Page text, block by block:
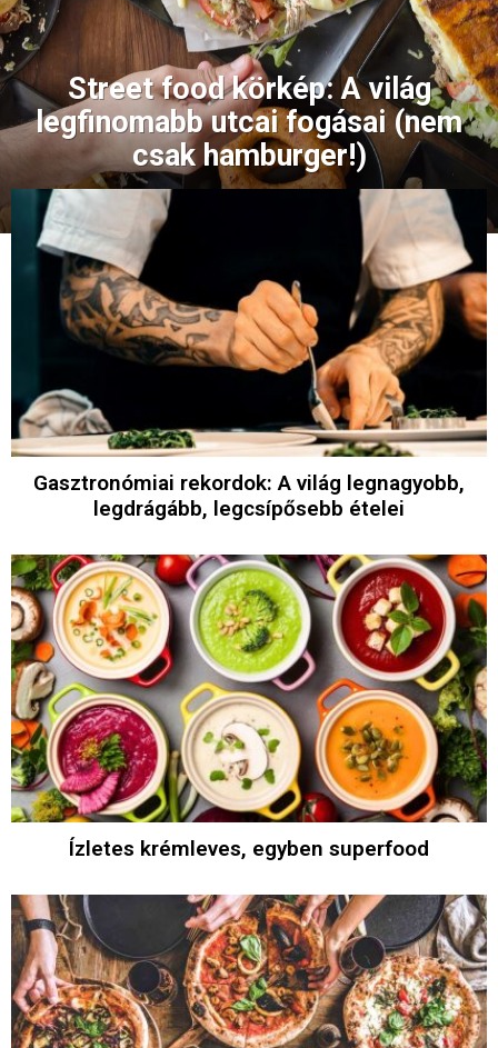
Street food körkép: A világ
legfinomabb utcai fogásai (nem
csak hamburger!)
Gasztronómiai rekordok: A világ legnagyobb,
legdrágább, legcsípősebb ételei
Ízletes krémleves, egyben superfood